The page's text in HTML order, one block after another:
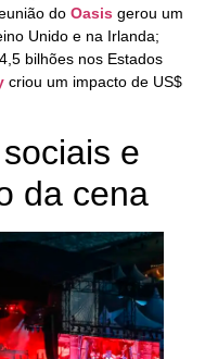
do Oasis gerou um
Unido e na Irlanda;
bilhões nos Estados
criou um impacto de US$
e
da cena